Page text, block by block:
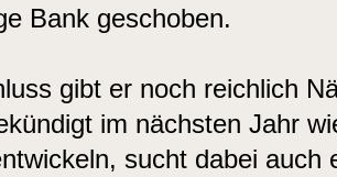
Bank geschoben.
gibt er noch reichlich
im nächsten Jahr
sucht dabei auch